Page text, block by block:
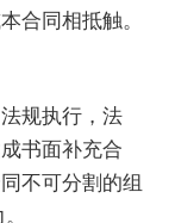
合同相抵触。
规执行，法
书面补充合
不可分割的组